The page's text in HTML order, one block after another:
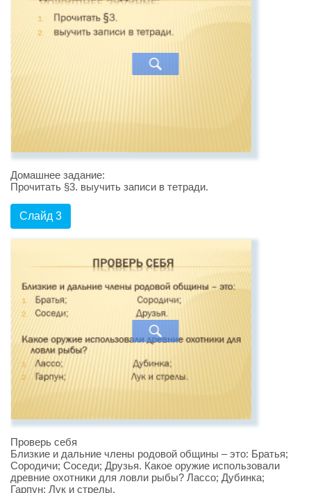
Домашнее задание:
Прочитать §3. выучить записи в тетради.
Слайд 3
Проверь себя
Близкие и дальние члены родовой общины – это: Братья;
Сородичи; Соседи; Друзья. Какое оружие использовали
древние охотники для ловли рыбы? Лассо; Дубинка;
Гарпун; Лук и стрелы.